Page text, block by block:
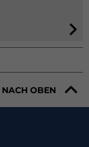
NACH OBEN